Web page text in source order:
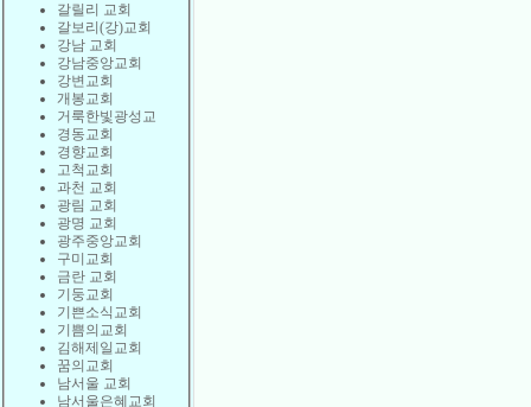
갈릴리 교회
갈보리(강)교회
강남 교회
강남중앙교회
강변교회
개봉교회
거룩한빛광성교
경동교회
경향교회
고척교회
과천 교회
광림 교회
광명 교회
광주중앙교회
구미교회
금란 교회
기둥교회
기쁜소식교회
기쁨의교회
김해제일교회
꿈의교회
남서울 교회
남서울은혜교회